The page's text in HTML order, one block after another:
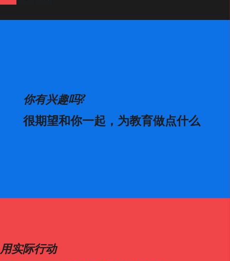
你有兴趣吗?
很期望和你一起，为教育做点什么
用实际行动